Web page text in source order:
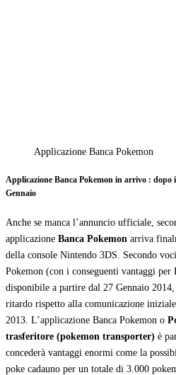
Applicazione Banca Pokemon
Applicazione Banca Pokemon in arrivo :
Gennaio
Anche se manca l’annuncio ufficiale,
applicazione Banca Pokemon arriva
della console Nintendo 3DS. Secondo
Pokemon (con i conseguenti vantaggi per
disponibile a partire dal 27 Gennaio 2014,
ritardo rispetto alla comunicazione
2013. L’applicazione Banca Pokemon o
trasferitore (pokemon transporter) è
concederà vantaggi enormi come la
poke cadauno per un totale di 3.000